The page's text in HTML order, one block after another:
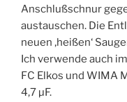
Anschlußschnur
austauschen. Die
neuen ‚heißen‘
Ich verwende auch
FC Elkos und WIMA
4,7 µF.